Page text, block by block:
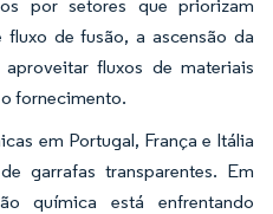
por setores que priorizam
de fusão, a ascensão da
fluxos de materiais
fornecimento.
em Portugal, França e Itália
garrafas transparentes. Em
química está enfrentando